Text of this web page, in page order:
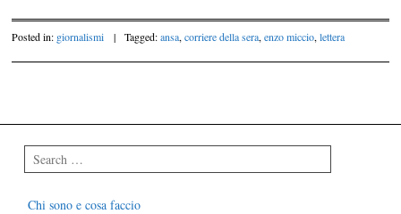
Posted in: giornalismi | Tagged:ansa,corriere della sera,enzo miccio,lettera
Search
Chi sono e cosa faccio